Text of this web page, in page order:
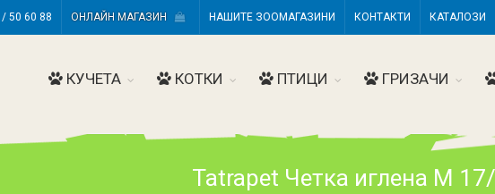
50 60 88 ОНЛАЙН МАГАЗИН НАШИТЕ ЗООМАГАЗИНИ КОНТАКТИ КАТАЛОЗИ
КУЧЕТА КОТКИ ПТИЦИ ГРИЗАЧИ
Tatrapet Четка иглена М